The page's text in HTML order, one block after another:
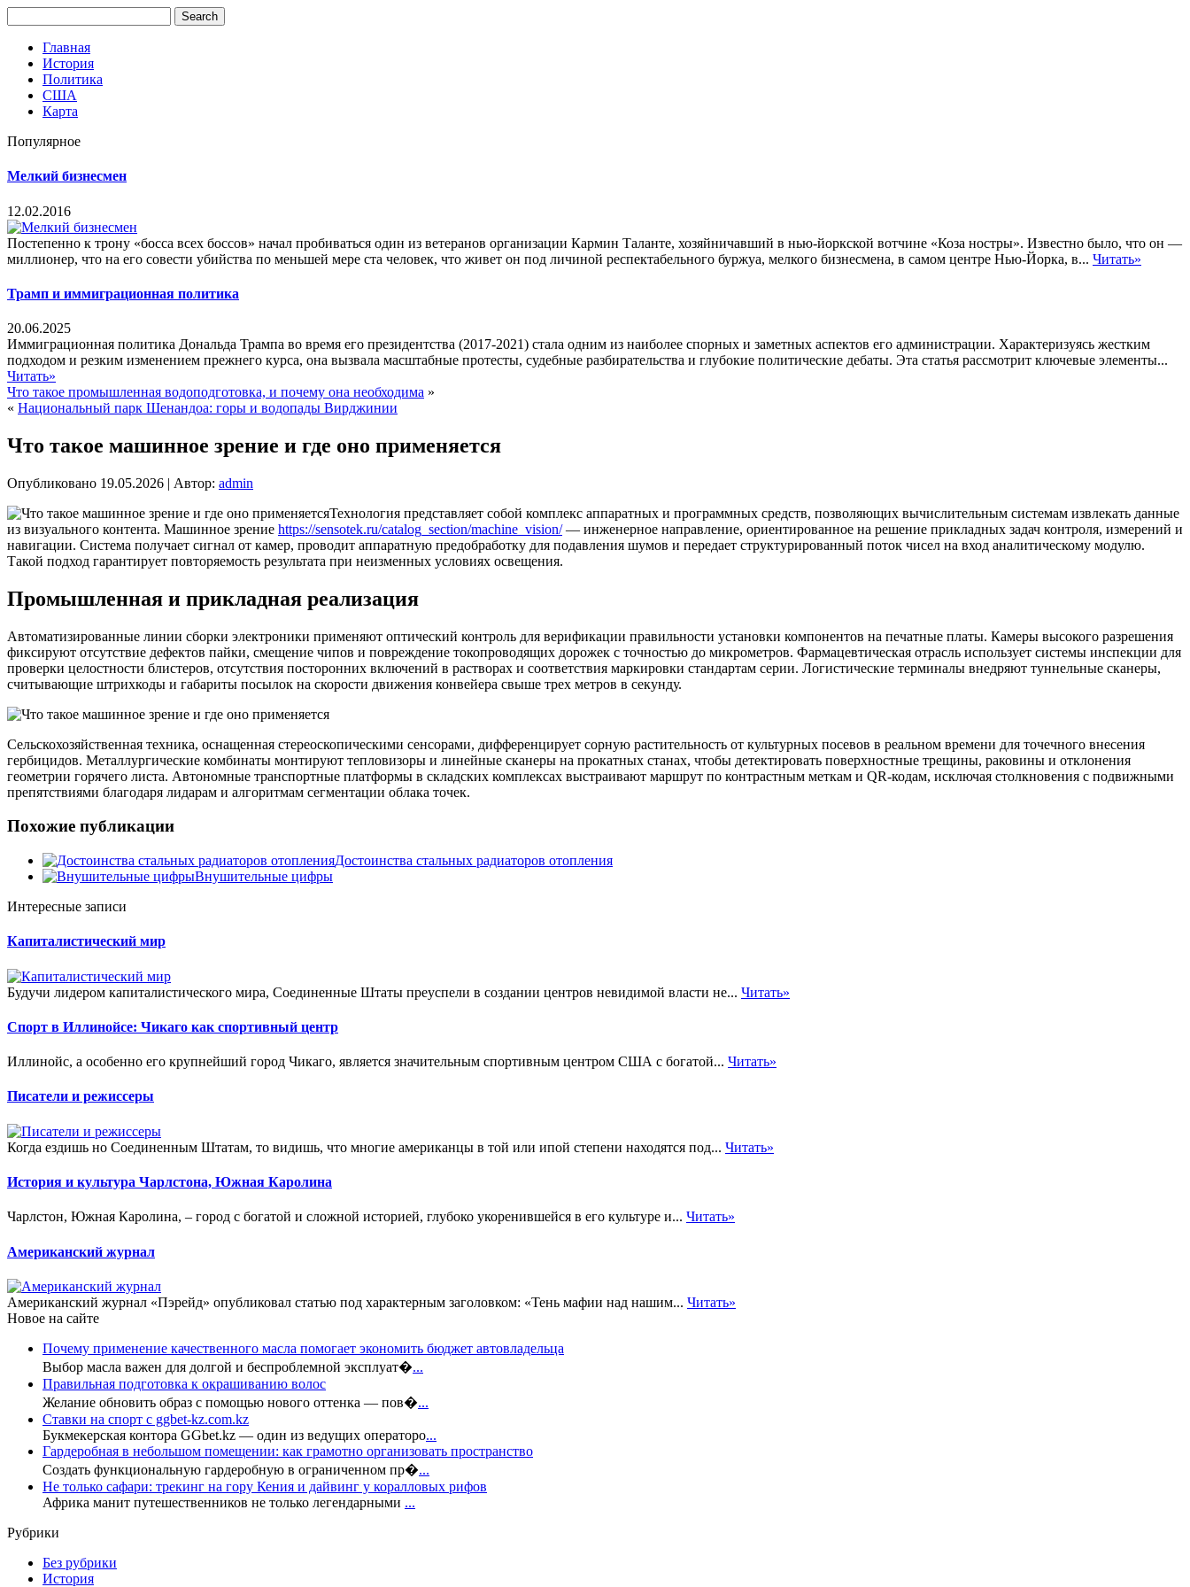
Главная
История
Политика
США
Карта
Популярное
Мелкий бизнесмен
12.02.2016
Постепенно к трону «босса всех боссов» начал пробиваться один из ветеранов организации Кармин Таланте, хозяйничавший в нью-йоркской вотчине «Коза ностры». Известно было, что он —
миллионер, что на его совести убийства по меньшей мере ста человек, что живет он под личиной респектабельного буржуа, мелкого бизнесмена, в самом центре Нью-Йорка, в... Читать»
Трамп и иммиграционная политика
20.06.2025
Иммиграционная политика Дональда Трампа во время его президентства (2017-2021) стала одним из наиболее спорных и заметных аспектов его администрации. Характеризуясь жестким
подходом и резким изменением прежнего курса, она вызвала масштабные протесты, судебные разбирательства и глубокие политические дебаты. Эта статья рассмотрит ключевые элементы...
Читать»
Что такое промышленная водоподготовка, и почему она необходима »
« Национальный парк Шенандоа: горы и водопады Вирджинии
Что такое машинное зрение и где оно применяется
Опубликовано 19.05.2026 | Автор: admin
Технология представляет собой комплекс аппаратных и программных средств, позволяющих вычислительным системам извлекать данные
из визуального контента. Машинное зрение https://sensotek.ru/catalog_section/machine_vision/— инженерное направление, ориентированное на решение прикладных задач контроля, измерений и
навигации. Система получает сигнал от камер, проводит аппаратную предобработку для подавления шумов и передает структурированный поток чисел на вход аналитическому модулю.
Такой подход гарантирует повторяемость результата при неизменных условиях освещения.
Промышленная и прикладная реализация
Автоматизированные линии сборки электроники применяют оптический контроль для верификации правильности установки компонентов на печатные платы. Камеры высокого разрешения
фиксируют отсутствие дефектов пайки, смещение чипов и повреждение токопроводящих дорожек с точностью до микрометров. Фармацевтическая отрасль использует системы инспекции для
проверки целостности блистеров, отсутствия посторонних включений в растворах и соответствия маркировки стандартам серии. Логистические терминалы внедряют туннельные сканеры,
считывающие штрихкоды и габариты посылок на скорости движения конвейера свыше трех метров в секунду.
Сельскохозяйственная техника, оснащенная стереоскопическими сенсорами, дифференцирует сорную растительность от культурных посевов в реальном времени для точечного внесения
гербицидов. Металлургические комбинаты монтируют тепловизоры и линейные сканеры на прокатных станах, чтобы детектировать поверхностные трещины, раковины и отклонения
геометрии горячего листа. Автономные транспортные платформы в складских комплексах выстраивают маршрут по контрастным меткам и QR-кодам, исключая столкновения с подвижными
препятствиями благодаря лидарам и алгоритмам сегментации облака точек.
Похожие публикации
Достоинства стальных радиаторов отопления
Внушительные цифры
Интересные записи
Капиталистический мир
Будучи лидером капиталистического мира, Соединенные Штаты преуспели в создании центров невидимой власти не... Читать»
Спорт в Иллинойсе: Чикаго как спортивный центр
Иллинойс, а особенно его крупнейший город Чикаго, является значительным спортивным центром США с богатой... Читать»
Писатели и режиссеры
Когда ездишь но Соединенным Штатам, то видишь, что многие американцы в той или ипой степени находятся под... Читать»
История и культура Чарлстона, Южная Каролина
Чарлстон, Южная Каролина, – город с богатой и сложной историей, глубоко укоренившейся в его культуре и... Читать»
Американский журнал
Американский журнал «Пэрейд» опубликовал статью под характерным заголовком: «Тень мафии над нашим... Читать»
Новое на сайте
Почему применение качественного масла помогает экономить бюджет автовладельца
Выбор масла важен для долгой и беспроблемной эксплуат�...
Правильная подготовка к окрашиванию волос
Желание обновить образ с помощью нового оттенка — пов�...
Ставки на спорт с ggbet-kz.com.kz
Букмекерская контора GGbet.kz — один из ведущих операторо...
Гардеробная в небольшом помещении: как грамотно организовать пространство
Создать функциональную гардеробную в ограниченном пр�...
Не только сафари: трекинг на гору Кения и дайвинг у коралловых рифов
Африка манит путешественников не только легендарными ...
Рубрики
Без рубрики
История